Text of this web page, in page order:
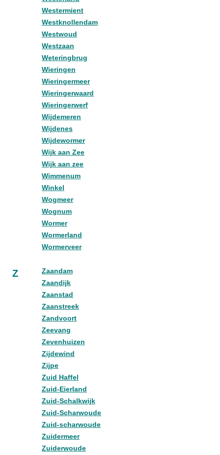
Westermient
Westknollendam
Westwoud
Westzaan
Weteringbrug
Wieringen
Wieringermeer
Wieringerwaard
Wieringerwerf
Wijdemeren
Wijdenes
Wijdewormer
Wijk aan Zee
Wijk aan zee
Wimmenum
Winkel
Wogmeer
Wognum
Wormer
Wormerland
Wormerveer
Z
Zaandam
Zaandijk
Zaanstad
Zaanstreek
Zandvoort
Zeevang
Zevenhuizen
Zijdewind
Zijpe
Zuid Haffel
Zuid-Eierland
Zuid-Schalkwijk
Zuid-Scharwoude
Zuid-scharwoude
Zuidermeer
Zuiderwoude